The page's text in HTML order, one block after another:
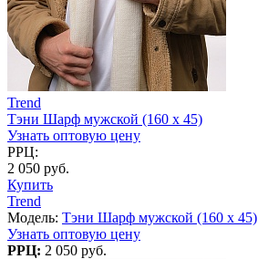
Trend
Тэни Шарф мужской (160 х 45)
Узнать оптовую цену
РРЦ:
2 050 руб.
Купить
Trend
Модель: Тэни Шарф мужской (160 х 45)
Узнать оптовую цену
РРЦ: 2 050 руб.